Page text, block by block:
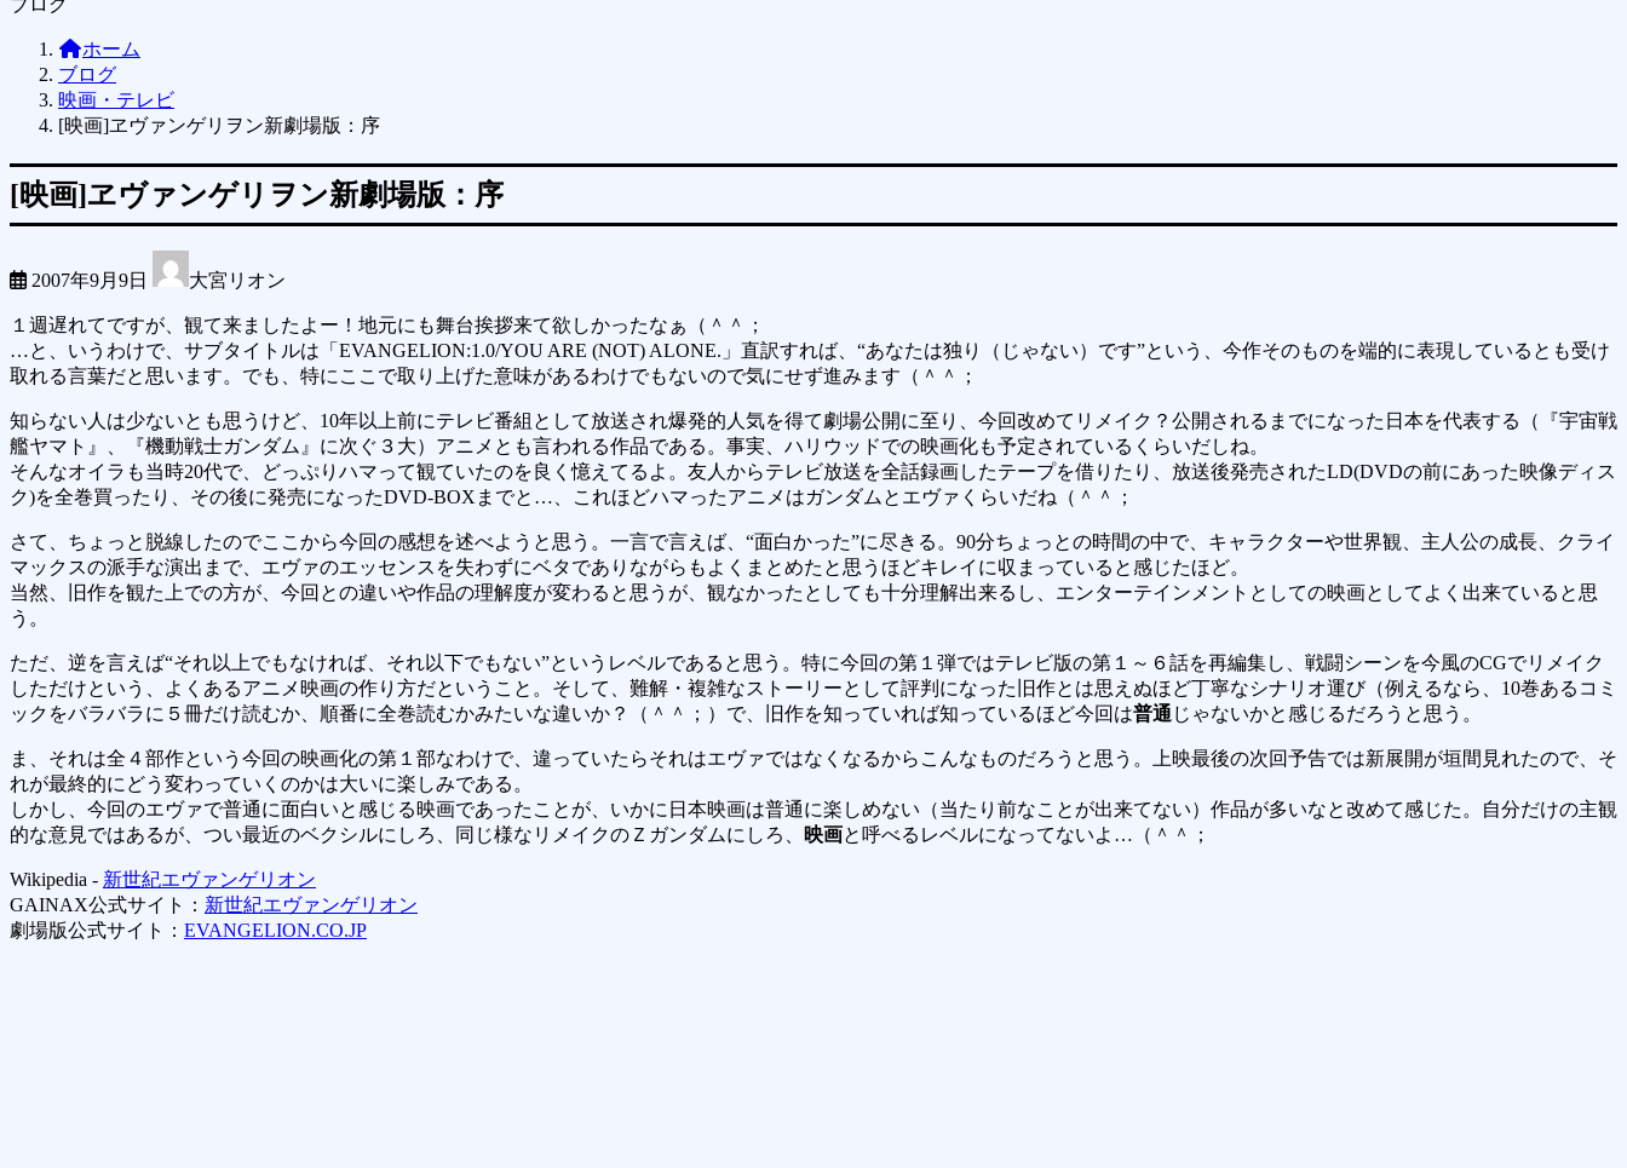
ブログ
ホーム
ブログ
映画・テレビ
[映画]ヱヴァンゲリヲン新劇場版：序
[映画]ヱヴァンゲリヲン新劇場版：序
2007年9月9日 大宮リオン
１週遅れてですが、観て来ましたよー！地元にも舞台挨拶来て欲しかったなぁ（＾＾；
…と、いうわけで、サブタイトルは「EVANGELION:1.0/YOU ARE (NOT) ALONE.」直訳すれば、“あなたは独り（じゃない）です”という、今作そのものを端的に表現しているとも受け
取れる言葉だと思います。でも、特にここで取り上げた意味があるわけでもないので気にせず進みます（＾＾；
知らない人は少ないとも思うけど、10年以上前にテレビ番組として放送され爆発的人気を得て劇場公開に至り、今回改めてリメイク？公開されるまでになった日本を代表する（『宇宙戦
艦ヤマト』、『機動戦士ガンダム』に次ぐ３大）アニメとも言われる作品である。事実、ハリウッドでの映画化も予定されているくらいだしね。
そんなオイラも当時20代で、どっぷりハマって観ていたのを良く憶えてるよ。友人からテレビ放送を全話録画したテープを借りたり、放送後発売されたLD(DVDの前にあった映像ディス
ク)を全巻買ったり、その後に発売になったDVD-BOXまでと…、これほどハマったアニメはガンダムとエヴァくらいだね（＾＾；
さて、ちょっと脱線したのでここから今回の感想を述べようと思う。一言で言えば、“面白かった”に尽きる。90分ちょっとの時間の中で、キャラクターや世界観、主人公の成長、クライ
マックスの派手な演出まで、エヴァのエッセンスを失わずにベタでありながらもよくまとめたと思うほどキレイに収まっていると感じたほど。
当然、旧作を観た上での方が、今回との違いや作品の理解度が変わると思うが、観なかったとしても十分理解出来るし、エンターテインメントとしての映画としてよく出来ていると思
う。
ただ、逆を言えば“それ以上でもなければ、それ以下でもない”というレベルであると思う。特に今回の第１弾ではテレビ版の第１～６話を再編集し、戦闘シーンを今風のCGでリメイク
しただけという、よくあるアニメ映画の作り方だということ。そして、難解・複雑なストーリーとして評判になった旧作とは思えぬほど丁寧なシナリオ運び（例えるなら、10巻あるコミ
ックをバラバラに５冊だけ読むか、順番に全巻読むかみたいな違いか？（＾＾；）で、旧作を知っていれば知っているほど今回は普通 じゃないかと感じるだろうと思う。
ま、それは全４部作という今回の映画化の第１部なわけで、違っていたらそれはエヴァではなくなるからこんなものだろうと思う。上映最後の次回予告では新展開が垣間見れたので、そ
れが最終的にどう変わっていくのかは大いに楽しみである。
しかし、今回のエヴァで普通に面白いと感じる映画であったことが、いかに日本映画は普通に楽しめない（当たり前なことが出来てない）作品が多いなと改めて感じた。自分だけの主観
的な意見ではあるが、つい最近のベクシルにしろ、同じ様なリメイクのＺガンダムにしろ、
映画と呼べるレベルになってないよ…（＾＾；
Wikipedia - 新世紀エヴァンゲリオン
GAINAX公式サイト： 新世紀エヴァンゲリオン
劇場版公式サイト： EVANGELION.CO.JP